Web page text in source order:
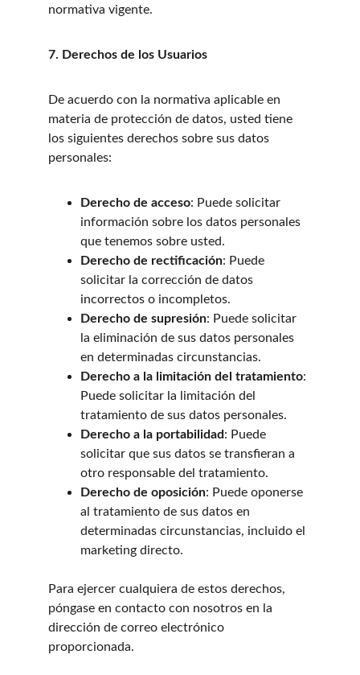
normativa vigente.
7. Derechos de los Usuarios
De acuerdo con la normativa aplicable en
materia de protección de datos, usted tiene
los siguientes derechos sobre sus datos
personales:
Derecho de acceso: Puede solicitar
información sobre los datos personales
que tenemos sobre usted.
Derecho de rectificación: Puede
solicitar la corrección de datos
incorrectos o incompletos.
Derecho de supresión: Puede solicitar
la eliminación de sus datos personales
en determinadas circunstancias.
Derecho a la limitación del tratamiento:
Puede solicitar la limitación del
tratamiento de sus datos personales.
Derecho a la portabilidad: Puede
solicitar que sus datos se transfieran a
otro responsable del tratamiento.
Derecho de oposición: Puede oponerse
al tratamiento de sus datos en
determinadas circunstancias, incluido el
marketing directo.
Para ejercer cualquiera de estos derechos,
póngase en contacto con nosotros en la
dirección de correo electrónico
proporcionada.